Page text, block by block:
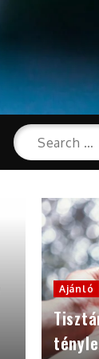
Search
for:
Ajánló